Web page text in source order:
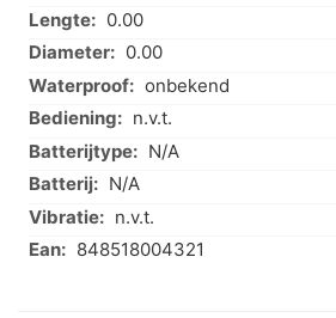
0.00
0.00
onbekend
n.v.t.
N/A
N/A
n.v.t.
848518004321